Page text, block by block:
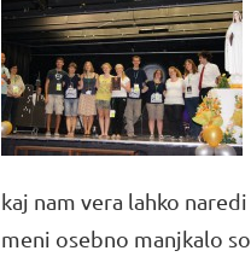
kaj nam vera lahko
meni osebno manjkalo